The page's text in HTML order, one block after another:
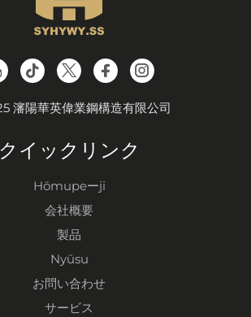
瀋陽華英偉業鋼構造有限公司
クイックリンク
Hōmupeーji
会社概要
製品
Nyūsu
お問い合わせ
サービス